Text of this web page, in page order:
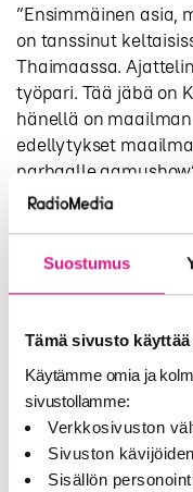
Suostumus
Tämä sivusto
Käytämme omia ja
sivustollamme:
Verkkosivuston
Sivuston
Sisällön
”Ensimmäinen asia,
on tanssinut
Thaimaassa.
työpari. Tää jäbä on
hänellä on
edellytykset
parhaalle
NRJ:n Aamusta on
ja
kilpailut ja sisältö
tulee rakentumaan
kautta historiansa
mieleenpainuneita
nytkään.
”Tämä duo säkenöi
yhteisistä hetkistä